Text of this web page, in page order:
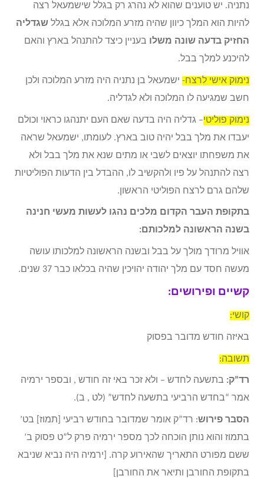
נתניה. יש טוענים שהוא לא נהרג רק בגלל שישמעאל רצה
להיות הוא המלך כיוון שהיה מזרע המלוכה אלא בגלל שגדליה
החזיק בדעה שונה משלו
בעניין כיצד להתנהל בארץ והאם
להיכנע למלך בבל.
נימוק אישי לרצח- ישמעאל בן נתניה היה מזרע המלוכה ולכן
חשב שמגיעה לו המלוכה ולא לגדליה.
נימוק פוליטי– גדליה היה בדעה שאם העם יתנהגו כראוי וכולם
יעבדו את מלך בבל יהיה טוב בארץ. לעומתו, ישמעאל שראה
את משפחתו יוצאים לשבי או מתים שנא את מלך בבל ולא
רצה להתנהל על פיו ולהקשיב לו, ההבדל בין הדעות הפוליטיות
שלהם גרם לרצח הפוליטי הראשון.
בתקופת העבר הקדום מלכים נהגו לעשות מעשי חנינה
בשנה הראשונה למלכותם:
אוויל מרודך מולך על בבל ובשנה הראשונה למלכותו עושה
מעשה חסד עם מלך יהודה יהויכין שהיה בכלאו כבר 37 שנים.
קשיים ופירושים:
קושי:
באיזה חודש מדובר בפסוק
תשובה:
רד”ק: בתשעה לחדש – ולא זכר באי זה חודש , ובספר ירמיה
אמר “בחדש הרביעי בתשעה לחדש” (לט , ב).
הסבר פירוש: רד”ק אומר שמדובר בחודש רביעי [תמוז] בט’
בתמוז והוא נותן הוכחה לכך מספר ירמיה פרק ל”ט פסוק ב’
ששם מפורט התאריך שהאירוע קרה. [ירמיה היה נביא שניבא
בתקופת החורבן ותיאר את החורבן]